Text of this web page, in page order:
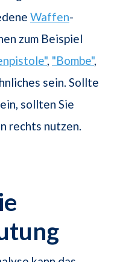
Waffen-
zum Beispiel
, "Bombe",
sein. Sollte
sollten Sie
rechts nutzen.